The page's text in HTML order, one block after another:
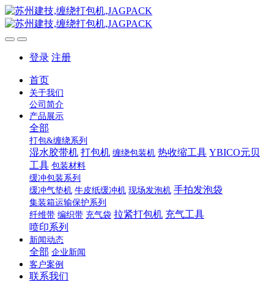
登录 注册
首页
关于我们
公司简介
产品展示
全部
打包&缠绕系列
湿水胶带机 打包机 缠绕包装机 热收缩工具 YBICO元贝
工具 包装材料
缓冲包装系列
缓冲气垫机 牛皮纸缓冲机 现场发泡机 手拍发泡袋
集装箱运输保护系列
纤维带 编织带 充气袋 拉紧打包机 充气工具
喷印系列
新闻动态
全部 企业新闻
客户案例
联系我们